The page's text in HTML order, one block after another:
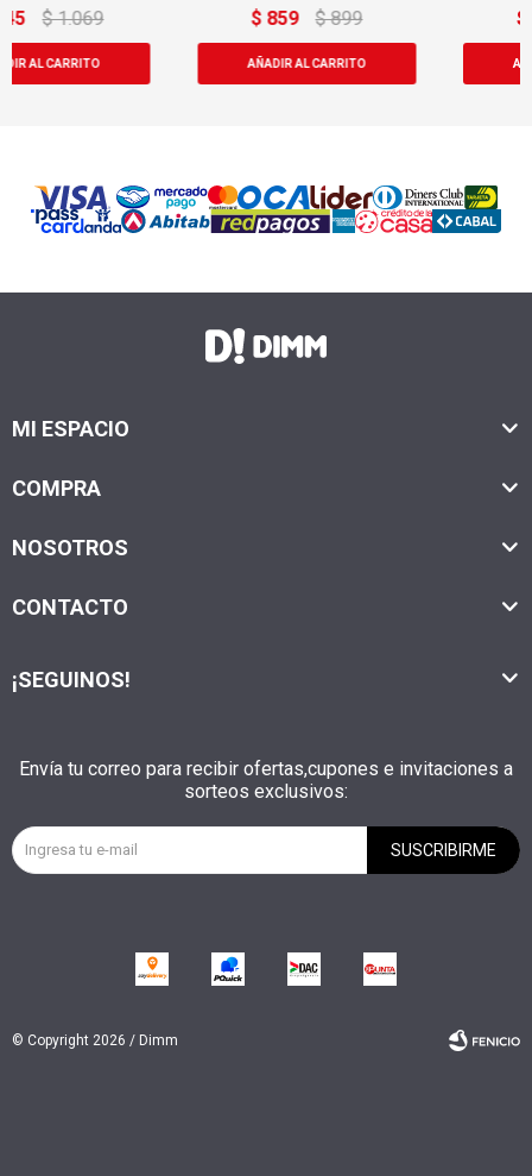
$ 859
ps721cbegww
$ 889
MI ESPACIO
COMPRA
NOSOTROS
CONTACTO
Envía tu correo para recibir ofertas,cupones e invitaciones a
sorteos exclusivos:
SUSCRIBIRME
¡SEGUINOS!
© Copyright 2026 / Dimm